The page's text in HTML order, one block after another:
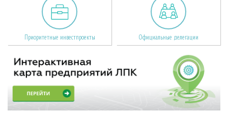
Приоритетные инвестпроекты Официальные делегации